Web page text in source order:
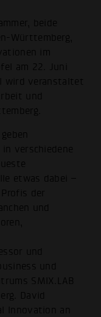
beide
Württemberg,
im
am 22. Juni
wird veranstaltet
und
verschiedene
etwas dabei –
der
und
und
und
SMIX.LAB
David
Innovation an